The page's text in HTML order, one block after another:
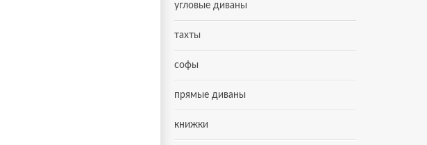
угловые диваны
тахты
софы
прямые диваны
книжки